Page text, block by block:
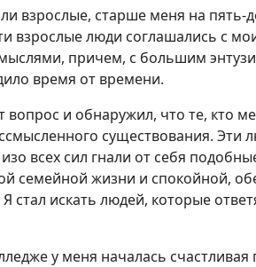
взрослые, старше меня на пять-
взрослые люди соглашались с
причем, с большим
время от времени.
вопрос и обнаружил, что те, кто
существования. Эти
всех сил гнали от себя
семейной жизни и спокойной,
стал искать людей, которые
у меня началась счастливая